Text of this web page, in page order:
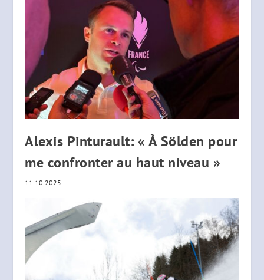
Alexis Pinturault: « À Sölden pour
me confronter au haut niveau »
11.10.2025